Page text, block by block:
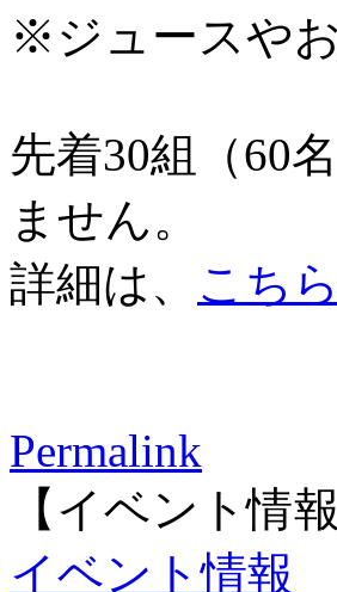
※ジュースや
先着30組（60
ません。
詳細は、 こち
Permalink
【イベント情
イベント情報